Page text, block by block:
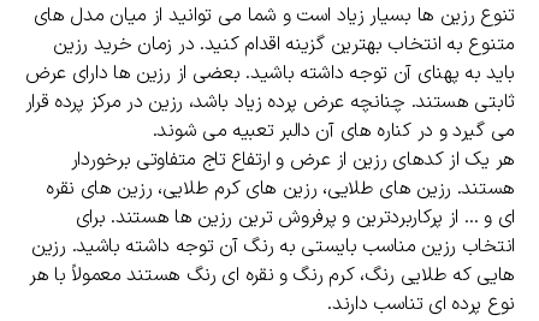
تنوع رزین ها بسیار زیاد است و شما می توانید از میان مدل های
متنوع به انتخاب بهترین گزینه اقدام کنید. در زمان خرید رزین
باید به پهنای آن توجه داشته باشید. بعضی از رزین ها دارای عرض
ثابتی هستند. چنانچه عرض پرده زیاد باشد، رزین در مرکز پرده قرار
می گیرد و در کناره های آن دالبر تعبیه می شوند.
هر یک از کدهای رزین از عرض و ارتفاع تاج متفاوتی برخوردار
هستند. رزین های طلایی، رزین های کرم طلایی، رزین های نقره
ای و … از پرکاربردترین و پرفروش ترین رزین ها هستند. برای
انتخاب رزین مناسب بایستی به رنگ آن توجه داشته باشید. رزین
هایی که طلایی رنگ، کرم رنگ و نقره ای رنگ هستند معمولاً با هر
نوع پرده ای تناسب دارند.